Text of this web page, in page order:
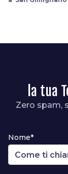
la tua
Zero spam,
Nome*